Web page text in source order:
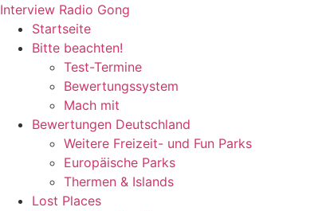
Zum
Inhalt
wechseln
Interview Radio Gong
Startseite
Bitte beachten!
Test-Termine
Bewertungssystem
Mach mit
Bewertungen Deutschland
Weitere Freizeit- und Fun Parks
Europäische Parks
Thermen & Islands
Lost Places